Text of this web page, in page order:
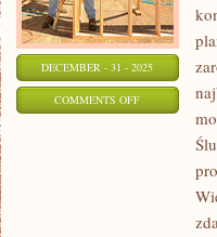
DECEMBER - 31 - 2025
COMMENTS OFFON
ZWIERZAKI